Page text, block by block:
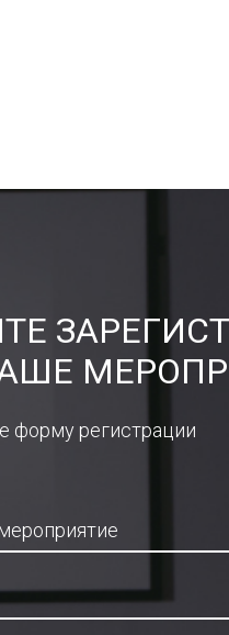
форму регистрации